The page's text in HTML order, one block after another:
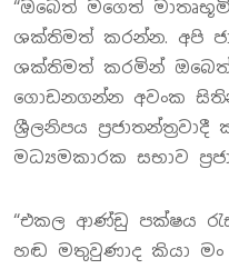
“ඔබෙත් මගෙත්
ශක්තිමත් කරන්න. අපි
ශක්තිමත් කරමින්
ගොඩනගන්න අවංක
ශ්‍රීලනිපය
මධ්‍යමකාරක සභාව
“එකල ආණ්ඩු පක්ෂය
හඬ මතුවුණාද කියා මං